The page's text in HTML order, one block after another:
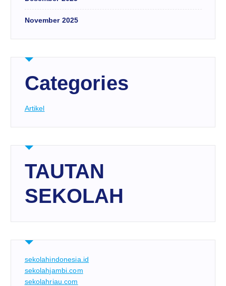
November 2025
Categories
Artikel
TAUTAN
SEKOLAH
sekolahindonesia.id
sekolahjambi.com
sekolahriau.com